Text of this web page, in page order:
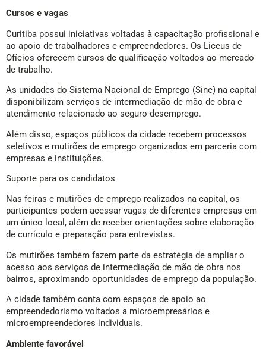
Cursos e vagas
Curitiba possui iniciativas voltadas à capacitação profissional e
ao apoio de trabalhadores e empreendedores. Os Liceus de
Ofícios oferecem cursos de qualificação voltados ao mercado
de trabalho.
As unidades do Sistema Nacional de Emprego (Sine) na capital
disponibilizam serviços de intermediação de mão de obra e
atendimento relacionado ao seguro-desemprego.
Além disso, espaços públicos da cidade recebem processos
seletivos e mutirões de emprego organizados em parceria com
empresas e instituições.
Suporte para os candidatos
Nas feiras e mutirões de emprego realizados na capital, os
participantes podem acessar vagas de diferentes empresas em
um único local, além de receber orientações sobre elaboração
de currículo e preparação para entrevistas.
Os mutirões também fazem parte da estratégia de ampliar o
acesso aos serviços de intermediação de mão de obra nos
bairros, aproximando oportunidades de emprego da população.
A cidade também conta com espaços de apoio ao
empreendedorismo voltados a microempresários e
microempreendedores individuais.
Ambiente favorável